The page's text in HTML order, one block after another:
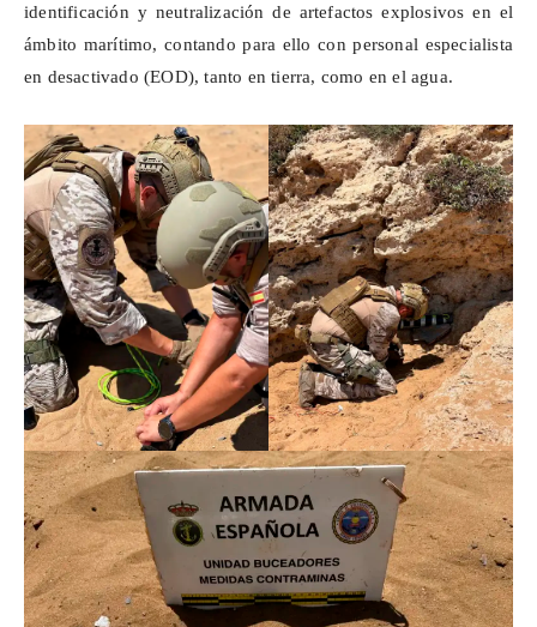
identificación y neutralización de artefactos explosivos en el
ámbito marítimo, contando para ello con personal especialista
en desactivado (EOD), tanto en tierra, como en el agua.